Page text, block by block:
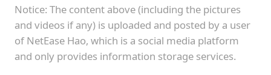
Notice: The content above (including the pictures
and videos if any) is uploaded and posted by a user
of NetEase Hao, which is a social media platform
and only provides information storage services.